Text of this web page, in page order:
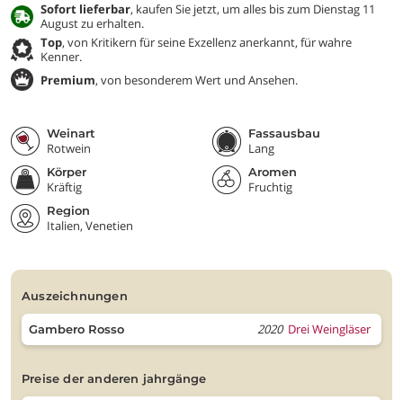
Sofort lieferbar, kaufen Sie jetzt, um alles bis zum Dienstag 11
August zu erhalten.
Top, von Kritikern für seine Exzellenz anerkannt, für wahre
Kenner.
Premium, von besonderem Wert und Ansehen.
Weinart
Rotwein
Fassausbau
Lang
Körper
Kräftig
Aromen
Fruchtig
Region
Italien, Venetien
auszeichnungen
Gambero Rosso 2020 Drei Weingläser
preise der anderen jahrgänge